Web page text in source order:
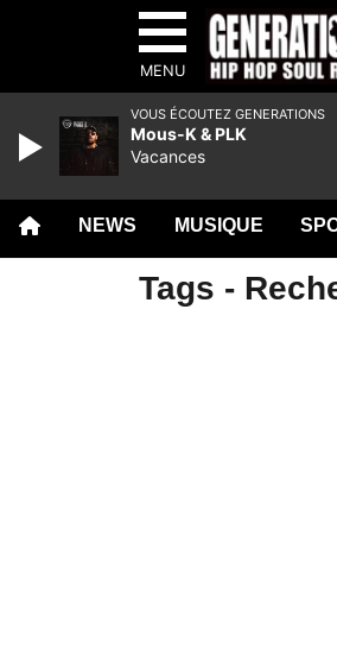
MENU
NEWS MUSIQUE
Tags -
VOUS ÉCOUTEZ GENERATIONS
Mous-K & PLK
Vacances